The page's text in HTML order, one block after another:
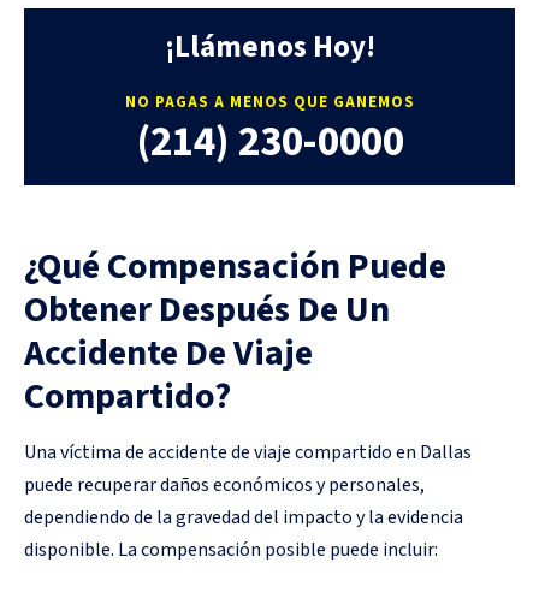
¡Llámenos Hoy!
NO PAGAS A MENOS QUE GANEMOS
(214) 230-0000
¿Qué Compensación Puede
Obtener Después De Un
Accidente De Viaje
Compartido?
Una víctima de accidente de viaje compartido en Dallas
puede recuperar daños económicos y personales,
dependiendo de la gravedad del impacto y la evidencia
disponible. La compensación posible puede incluir: